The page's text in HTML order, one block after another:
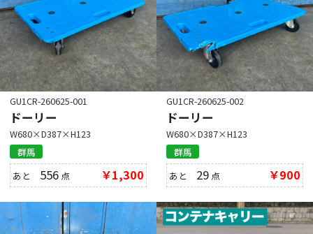
GU1CR-260625-001
ドーリー
W680×D387×H123
群馬
あと 556 点 ￥1,300
GU1CR-260625-002
ドーリー
W680×D387×H123
群馬
あと 29 点 ￥900